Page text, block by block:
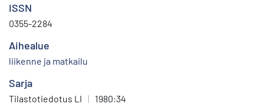
ISSN
0355-2284
Aihealue
liikenne ja matkailu
Sarja
Tilastotiedotus LI | 1980:34